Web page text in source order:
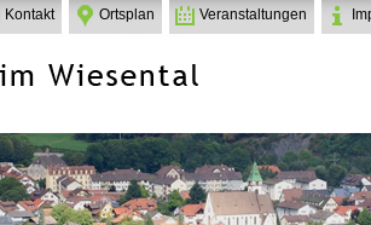
Kontakt Ortsplan Veranstaltungen